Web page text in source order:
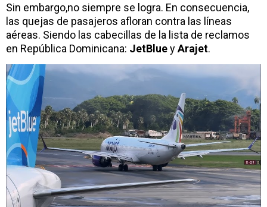
Sin embargo,no siempre se logra. En consecuencia,
las quejas de pasajeros afloran contra las líneas
aéreas. Siendo las cabecillas de la lista de reclamos
en República Dominicana: JetBlueyArajet.